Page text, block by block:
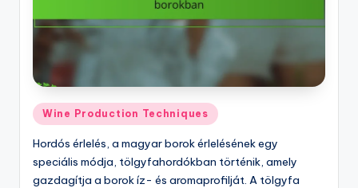
Posted
in
Wine Production Techniques
Hordós érlelés, a magyar borok érlelésének egy
speciális módja, tölgyfahordókban történik, amely
gazdagítja a borok íz- és aromaprofilját. A tölgyfa